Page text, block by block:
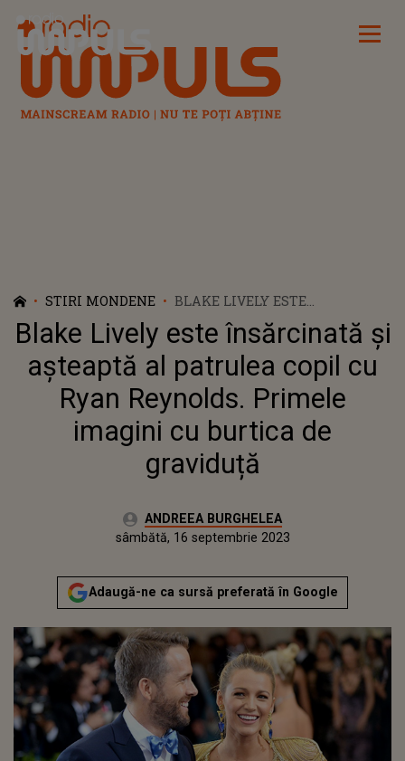
Radio Impuls
STIRI MONDENE
BLAKE LIVELY ESTE
ÎNSĂRCINATĂ ȘI AȘTEAPTĂ AL
PATRULEA COPIL CU RYAN
REYNOLDS. PRIMELE IMAGINI
CU BURTICA DE GRAVIDUȚĂ
Blake Lively este însărcinată și
așteaptă al patrulea copil cu
Ryan Reynolds. Primele
imagini cu burtica de
graviduță
Autor:ANDREEA BURGHELEA
vineri, 16 septembrie 2022
Actualizat:
sâmbătă, 16 septembrie 2023
Adaugă-ne ca sursă preferată în Google